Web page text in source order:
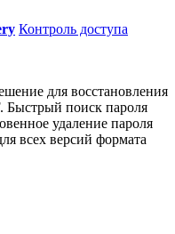
Контроль доступа
для восстановления
Быстрый поиск пароля
удаление пароля
всех версий формата